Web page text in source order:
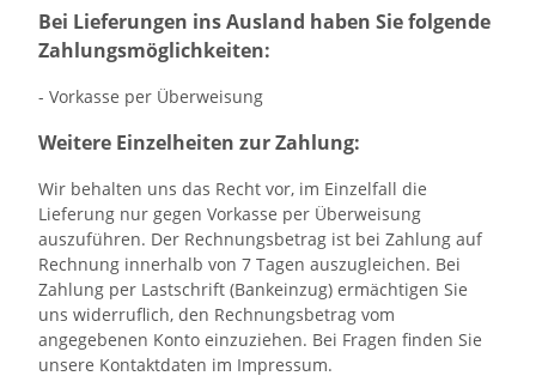
Bei Lieferungen ins Ausland haben Sie folgende
Zahlungsmöglichkeiten:
- Vorkasse per Überweisung
Weitere Einzelheiten zur Zahlung:
Wir behalten uns das Recht vor, im Einzelfall die
Lieferung nur gegen Vorkasse per Überweisung
auszuführen. Der Rechnungsbetrag ist bei Zahlung auf
Rechnung innerhalb von 7 Tagen auszugleichen. Bei
Zahlung per Lastschrift (Bankeinzug) ermächtigen Sie
uns widerruflich, den Rechnungsbetrag vom
angegebenen Konto einzuziehen. Bei Fragen finden Sie
unsere Kontaktdaten im Impressum.